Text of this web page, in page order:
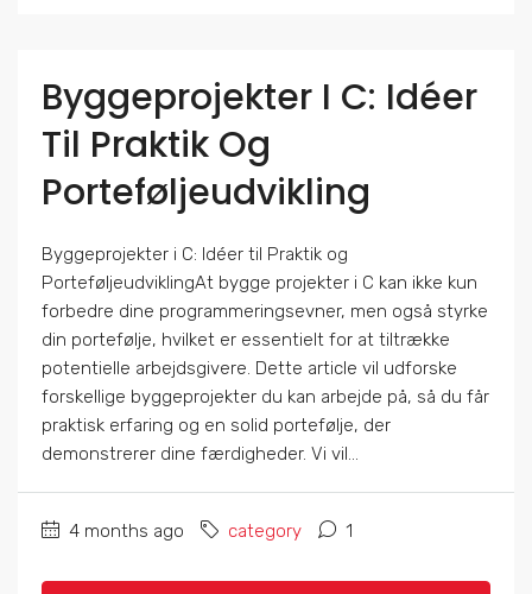
Byggeprojekter I C: Idéer
Til Praktik Og
Porteføljeudvikling
Byggeprojekter i C: Idéer til Praktik og
PorteføljeudviklingAt bygge projekter i C kan ikke kun
forbedre dine programmeringsevner, men også styrke
din portefølje, hvilket er essentielt for at tiltrække
potentielle arbejdsgivere. Dette article vil udforske
forskellige byggeprojekter du kan arbejde på, så du får
praktisk erfaring og en solid portefølje, der
demonstrerer dine færdigheder. Vi vil...
4 months ago category 1